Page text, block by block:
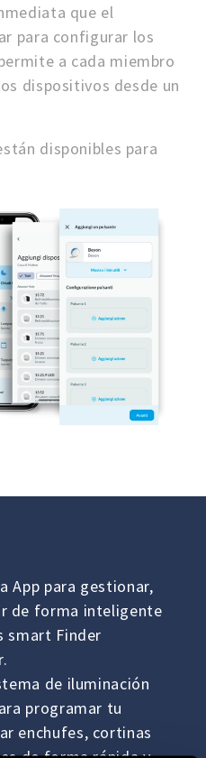
que el
para configurar los
a cada miembro
dispositivos desde un
disponibles para
App para gestionar,
de forma inteligente
smart Finder
de iluminación
programar tu
enchufes, cortinas